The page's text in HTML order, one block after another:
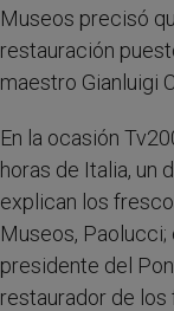
Museos precisó
restauración
maestro Gianluigi
En la ocasión
horas de Italia, un
explican los
Museos, Paolucci;
presidente del
restaurador de los